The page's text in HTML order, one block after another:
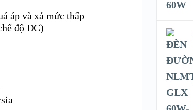
áp và xả mức thấp
độ DC)